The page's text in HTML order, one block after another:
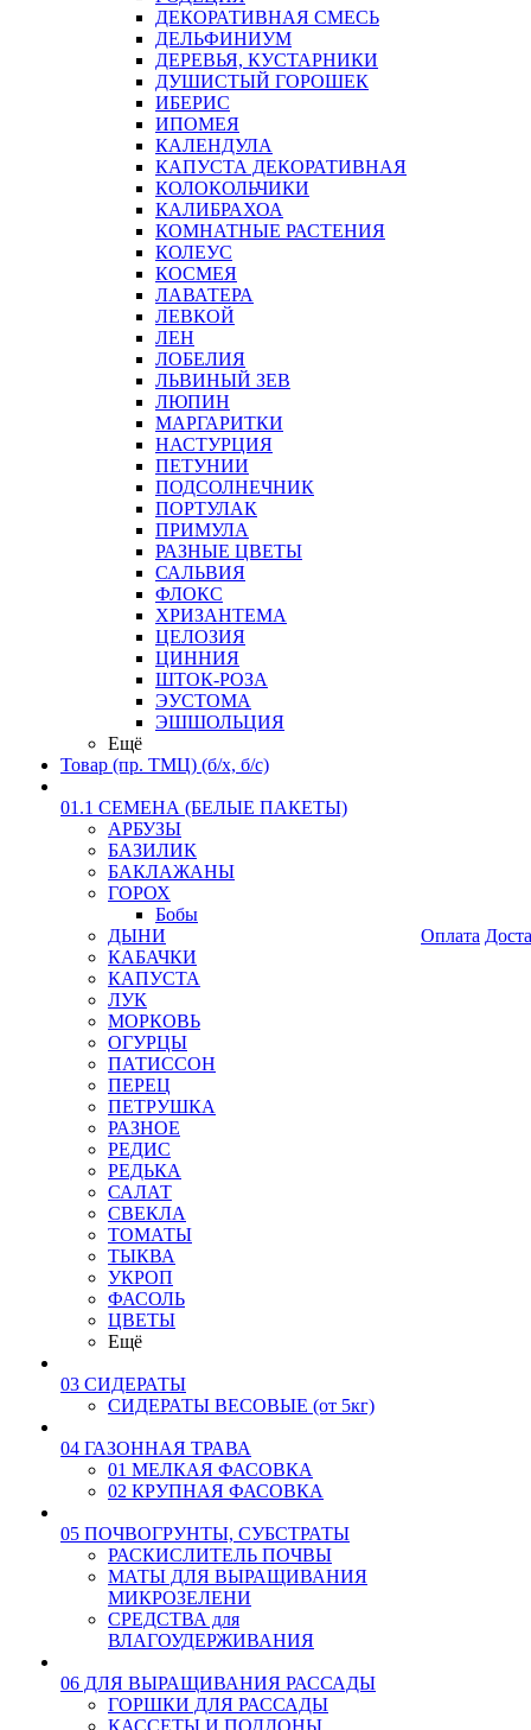
ДЕКОРАТИВНАЯ СМЕСЬ
ДЕЛЬФИНИУМ
ДЕРЕВЬЯ, КУСТАРНИКИ
ДУШИСТЫЙ ГОРОШЕК
ИБЕРИС
ИПОМЕЯ
КАЛЕНДУЛА
КАПУСТА ДЕКОРАТИВНАЯ
КОЛОКОЛЬЧИКИ
КАЛИБРАХОА
КОМНАТНЫЕ РАСТЕНИЯ
КОЛЕУС
КОСМЕЯ
ЛАВАТЕРА
ЛЕВКОЙ
ЛЕН
ЛОБЕЛИЯ
ЛЬВИНЫЙ ЗЕВ
ЛЮПИН
МАРГАРИТКИ
НАСТУРЦИЯ
ПЕТУНИИ
ПОДСОЛНЕЧНИК
ПОРТУЛАК
ПРИМУЛА
РАЗНЫЕ ЦВЕТЫ
САЛЬВИЯ
ФЛОКС
ХРИЗАНТЕМА
ЦЕЛОЗИЯ
ЦИННИЯ
ШТОК-РОЗА
ЭУСТОМА
ЭШШОЛЬЦИЯ
Ещё
Товар (пр. ТМЦ) (б/х, б/с)
01.1 СЕМЕНА (БЕЛЫЕ ПАКЕТЫ)
АРБУЗЫ
БАЗИЛИК
БАКЛАЖАНЫ
ГОРОХ
Бобы
ДЫНИ
КАБАЧКИ
КАПУСТА
ЛУК
МОРКОВЬ
ОГУРЦЫ
ПАТИССОН
ПЕРЕЦ
ПЕТРУШКА
РАЗНОЕ
РЕДИС
РЕДЬКА
САЛАТ
СВЕКЛА
ТОМАТЫ
ТЫКВА
УКРОП
ФАСОЛЬ
ЦВЕТЫ
Ещё
03 СИДЕРАТЫ
СИДЕРАТЫ ВЕСОВЫЕ (от 5кг)
04 ГАЗОННАЯ ТРАВА
01 МЕЛКАЯ ФАСОВКА
02 КРУПНАЯ ФАСОВКА
05 ПОЧВОГРУНТЫ, СУБСТРАТЫ
РАСКИСЛИТЕЛЬ ПОЧВЫ
МАТЫ ДЛЯ ВЫРАЩИВАНИЯ
МИКРОЗЕЛЕНИ
СРЕДСТВА для
ВЛАГОУДЕРЖИВАНИЯ
06 ДЛЯ ВЫРАЩИВАНИЯ РАССАДЫ
ГОРШКИ ДЛЯ РАССАДЫ
КАССЕТЫ И ПОДДОНЫ
Оплата